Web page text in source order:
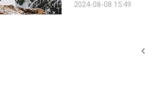
2024-08-08 15:49